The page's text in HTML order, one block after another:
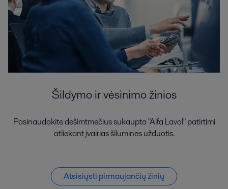
Šildymo ir vėsinimo žinios
Pasinaudokite dešimtmečius sukaupta "Alfa Laval" patirtimi
atliekant įvairias šilumines užduotis.
Atsisiųsti pirmaujančių žinių